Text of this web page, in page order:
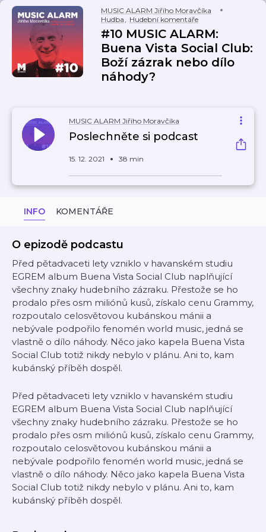
MUSIC ALARM Jiřího Moravčíka
Hudba, Hudební komentáře
#10 MUSIC ALARM:
Buena Vista Social Club:
Boží zázrak nebo dílo
náhody?
MUSIC ALARM Jiřího Moravčíka
Poslechněte si podcast
15. 12. 2021 38 min
INFO KOMENTÁŘE
O epizodě podcastu
Před pětadvaceti lety vzniklo v havanském studiu
EGREM album Buena Vista Social Club naplňující
všechny znaky hudebního zázraku. Přestože se ho
prodalo přes osm miliónů kusů, získalo cenu Grammy,
rozpoutalo celosvětovou kubánskou mánii a
nebývale podpořilo fenomén world music, jedná se
vlastně o dílo náhody. Něco jako kapela Buena Vista
Social Club totiž nikdy nebylo v plánu. Ani to, kam
kubánský příběh dospěl.
Před pětadvaceti lety vzniklo v havanském studiu
EGREM album Buena Vista Social Club naplňující
všechny znaky hudebního zázraku. Přestože se ho
prodalo přes osm miliónů kusů, získalo cenu Grammy,
rozpoutalo celosvětovou kubánskou mánii a
nebývale podpořilo fenomén world music, jedná se
vlastně o dílo náhody. Něco jako kapela Buena Vista
Social Club totiž nikdy nebylo v plánu. Ani to, kam
kubánský příběh dospěl.